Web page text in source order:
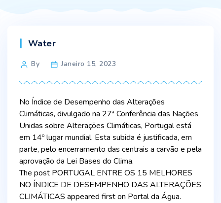
Categories
Water
PostBy Janeiro 15, 2023
No Índice de Desempenho das Alterações
Climáticas, divulgado na 27ª Conferência das Nações
Unidas sobre Alterações Climáticas, Portugal está
em 14º lugar mundial. Esta subida é justificada, em
parte, pelo encerramento das centrais a carvão e pela
aprovação da Lei Bases do Clima.
The post PORTUGAL ENTRE OS 15 MELHORES
NO ÍNDICE DE DESEMPENHO DAS ALTERAÇÕES
CLIMÁTICAS appeared first on Portal da Água.